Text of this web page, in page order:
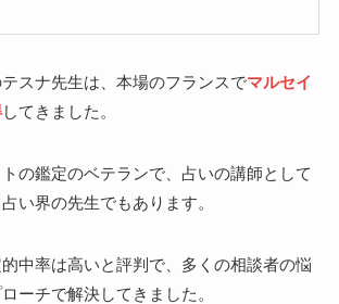
スナ先生は、本場のフランスでマルセイ
してきました。
の鑑定のベテランで、占いの講師として
い界の先生でもあります。
中率は高いと評判で、多くの相談者の悩
ーチで解決してきました。